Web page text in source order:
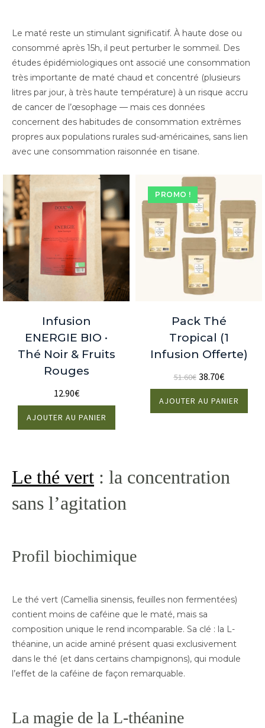
Le maté reste un stimulant significatif. À haute dose ou
consommé après 15h, il peut perturber le sommeil. Des
études épidémiologiques ont associé une consommation
très importante de maté chaud et concentré (plusieurs
litres par jour, à très haute température) à un risque accru
de cancer de l’œsophage — mais ces données
concernent des habitudes de consommation extrêmes
propres aux populations rurales sud-américaines, sans lien
avec une consommation raisonnée en tisane.
Infusion
ENERGIE BIO ·
Thé Noir & Fruits
Rouges
12.90€
AJOUTER AU PANIER
PROMO !
Pack Thé
Tropical (1
Infusion Offerte)
51.60€ 38.70€
AJOUTER AU PANIER
Le thé vert : la concentration
sans l’agitation
Profil biochimique
Le thé vert (Camellia sinensis, feuilles non fermentées)
contient moins de caféine que le maté, mais sa
composition unique le rend incomparable. Sa clé : la L-
théanine, un acide aminé présent quasi exclusivement
dans le thé (et dans certains champignons), qui module
l’effet de la caféine de façon remarquable.
La magie de la L-théanine